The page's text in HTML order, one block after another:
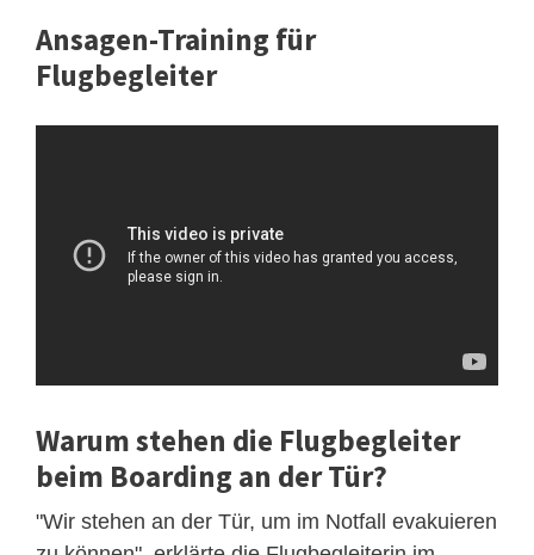
Ansagen-Training für
Flugbegleiter
Warum stehen die Flugbegleiter
beim Boarding an der Tür?
"Wir stehen an der Tür, um im Notfall evakuieren